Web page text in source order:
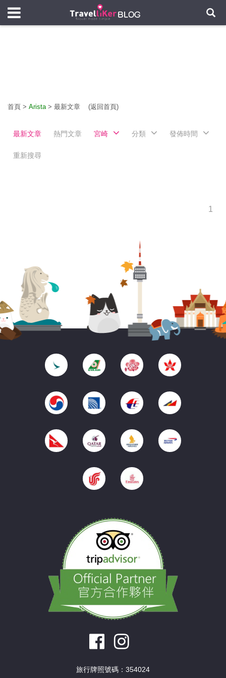
首頁 > Arista> 最新文章 (返回首頁)
最新文章 熱門文章 宮崎 分類 發佈時間
重新搜尋
1
旅行牌照號碼：354024